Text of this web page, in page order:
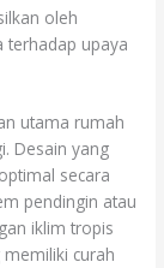
oleh
terhadap upaya
utama rumah
Desain yang
secara
pendingin atau
iklim tropis
curah